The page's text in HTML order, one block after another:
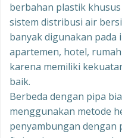
berbahan plastik
sistem distribusi air
banyak digunakan pada
apartemen, hotel,
karena memiliki
baik.
Berbeda dengan pipa
menggunakan metode
penyambungan dengan